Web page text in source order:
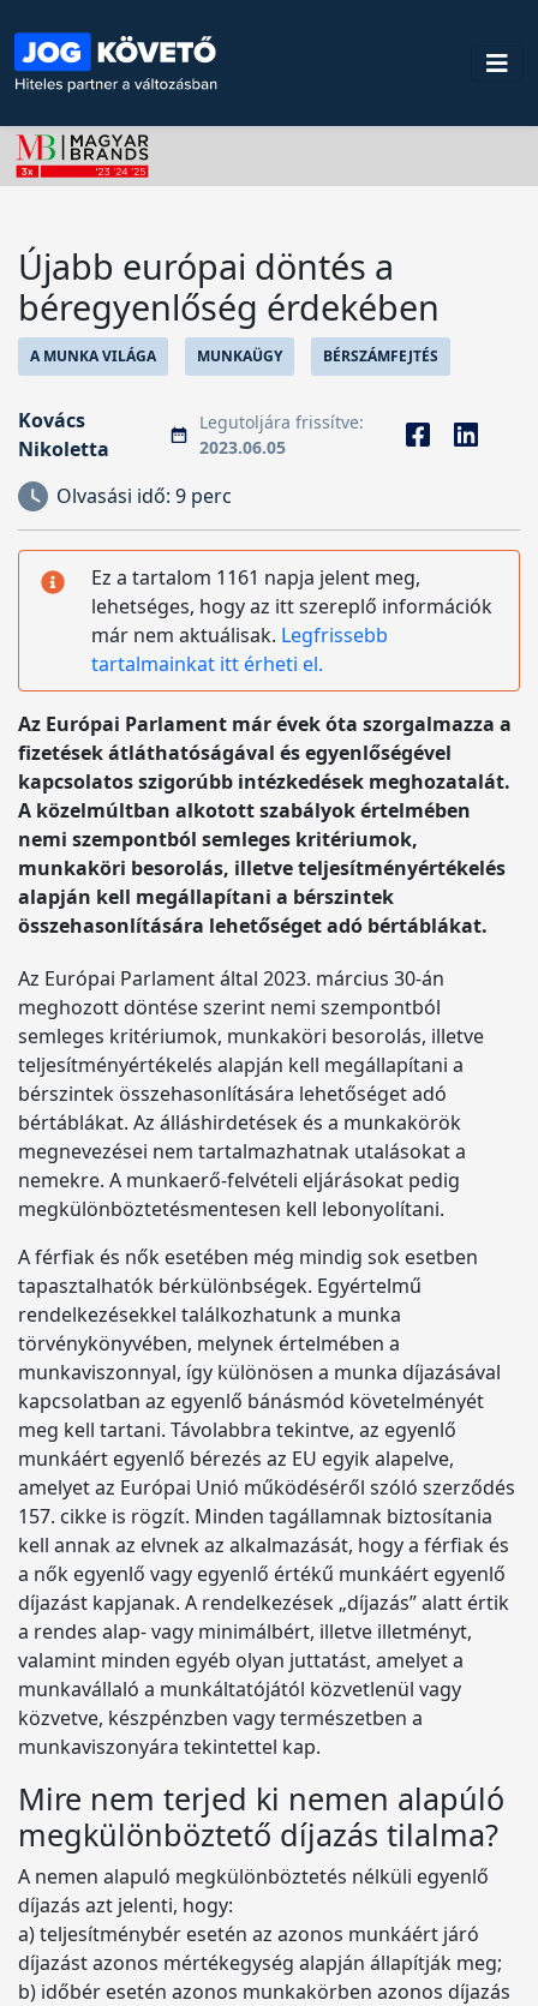
Újabb európai döntés a
béregyenlőség érdekében
A MUNKA VILÁGA MUNKAÜGY BÉRSZÁMFEJTÉS
Kovács
Nikoletta
Legutoljára frissítve:
2023.06.05
Olvasási idő: 9 perc
Ez a tartalom 1161 napja jelent meg,
lehetséges, hogy az itt szereplő információk
már nem aktuálisak. Legfrissebb
tartalmainkat itt érheti el.
Az Európai Parlament már évek óta szorgalmazza a
fizetések átláthatóságával és egyenlőségével
kapcsolatos szigorúbb intézkedések meghozatalát.
A közelmúltban alkotott szabályok értelmében
nemi szempontból semleges kritériumok,
munkaköri besorolás, illetve teljesítményértékelés
alapján kell megállapítani a bérszintek
összehasonlítására lehetőséget adó bértáblákat.
Az Európai Parlament által 2023. március 30-án
meghozott döntése szerint nemi szempontból
semleges kritériumok, munkaköri besorolás, illetve
teljesítményértékelés alapján kell megállapítani a
bérszintek összehasonlítására lehetőséget adó
bértáblákat. Az álláshirdetések és a munkakörök
megnevezései nem tartalmazhatnak utalásokat a
nemekre. A munkaerő-felvételi eljárásokat pedig
megkülönböztetésmentesen kell lebonyolítani.
A férfiak és nők esetében még mindig sok esetben
tapasztalhatók bérkülönbségek. Egyértelmű
rendelkezésekkel találkozhatunk a munka
törvénykönyvében, melynek értelmében a
munkaviszonnyal, így különösen a munka díjazásával
kapcsolatban az egyenlő bánásmód követelményét
meg kell tartani. Távolabbra tekintve, az egyenlő
munkáért egyenlő bérezés az EU egyik alapelve,
amelyet az Európai Unió működéséről szóló szerződés
157. cikke is rögzít. Minden tagállamnak biztosítania
kell annak az elvnek az alkalmazását, hogy a férfiak és
a nők egyenlő vagy egyenlő értékű munkáért egyenlő
díjazást kapjanak. A rendelkezések „díjazás” alatt értik
a rendes alap- vagy minimálbért, illetve illetményt,
valamint minden egyéb olyan juttatást, amelyet a
munkavállaló a munkáltatójától közvetlenül vagy
közvetve, készpénzben vagy természetben a
munkaviszonyára tekintettel kap.
Mire nem terjed ki nemen alapúló
megkülönböztető díjazás tilalma?
A nemen alapuló megkülönböztetés nélküli egyenlő
díjazás azt jelenti, hogy:
a) teljesítménybér esetén az azonos munkáért járó
díjazást azonos mértékegység alapján állapítják meg;
b) időbér esetén azonos munkakörben azonos díjazás